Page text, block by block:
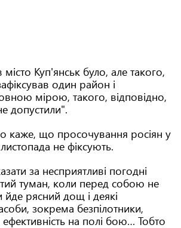
Куп'янськ було, але такого,
один район і
мірою, такого, відповідно,
допустили".
каже, що просочування росіян у
не фіксують.
за несприятливі погодні
туман, коли перед собою не
рясний дощ і деякі
зокрема безпілотники,
на полі бою… Тобто